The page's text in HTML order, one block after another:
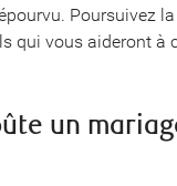
Poursuivez
qui vous aideront à
un